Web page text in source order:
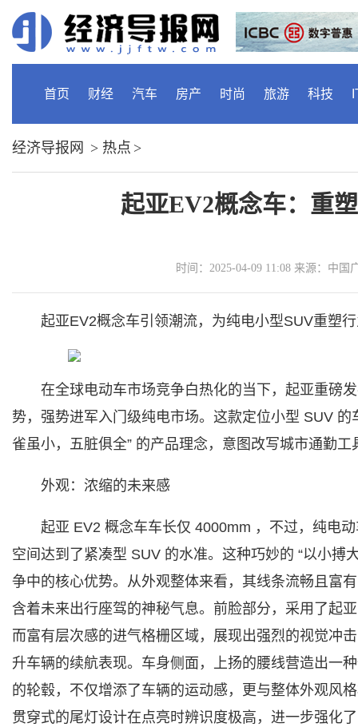
首页 财经 汽车 房产 时尚 旅游 科技
经济导报网 > 热点 >
起亚EV2概念车：重
时间：2025-04-09 11:08 来源：中
起亚EV2概念车引领潮流，为纯电小型SUV重塑
在全球电动车市场竞争白热化的当下，起亚重磅
势，强势进军入门级纯电市场。这款定位小型 SUV
雀虽小，五脏俱全” 的产品理念，意图改写城市通勤工
外观：浓缩的未来感
起亚 EV2 概念车车长仅 4000mm ，不过，纯电
空间达到了紧凑型 SUV 的水准。这种巧妙的 “以小搏
争中的核心优势。从外观整体来看，其线条流畅且富
含着未来出行座驾的神秘气息。前脸部分，采用了起
而富有层次感的进气格栅区域，展现出强烈的视觉冲
升车辆的续航表现。车身侧面，上扬的腰线营造出一
的轮毂，不仅增添了车辆的运动感，更与整体外观风
贯穿式的尾灯设计在点亮时辨识度极高，进一步强化